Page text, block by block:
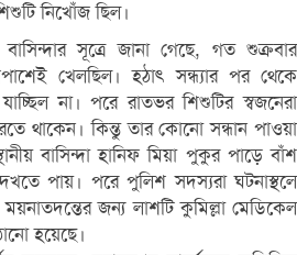
নিখোঁজ ছিল।
সূত্রে জানা গেছে, গত শুক্রবার
খেলছিল। হঠাৎ সন্ধ্যার পর থেকে
না। পরে রাতভর শিশুটির স্বজনেরা
থাকেন। কিন্তু তার কোনো সন্ধান পাওয়া
বাসিন্দা হানিফ মিয়া পুকুর পাড়ে বাঁশ
পায়। পরে পুলিশ সদস্যরা ঘটনাস্থলে
জন্য লাশটি কুমিল্লা মেডিকেল
হয়েছে।